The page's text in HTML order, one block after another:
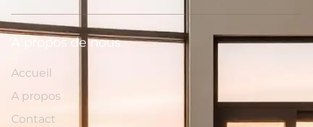
A propos de nous
Accueil
A propos
Contact